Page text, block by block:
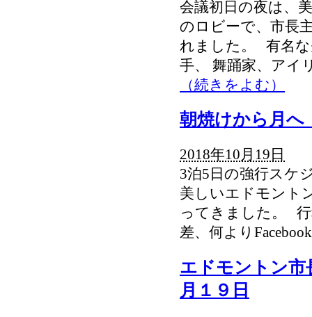
会議初日の夜は、
のロビーで、市長
れました。 有名な
手、 舞踊家、ア
（続きをよむ）
朝焼けから月
2018年10月19日
3泊5日の強行スケ
美しいエドモント
ってきました。
差、何より
エドモントン
月１９日